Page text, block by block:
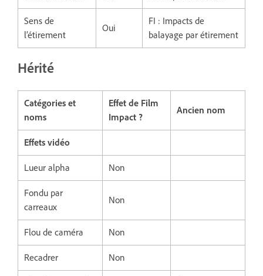
Sens de
l’étirement
Oui
FI : Impacts de
balayage par étirement
Hérité
Catégories et
noms
Effet de Film
Impact ?
Ancien nom
Effets vidéo
Lueur alpha Non
Fondu par
carreaux
Non
Flou de caméra Non
Recadrer Non